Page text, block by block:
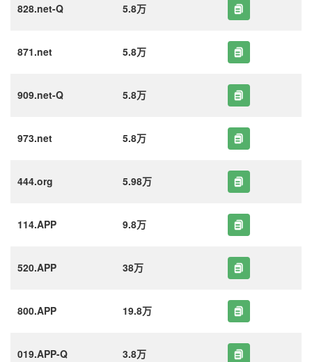
828.net-Q 5.8万
871.net 5.8万
909.net-Q 5.8万
973.net 5.8万
444.org 5.98万
114.APP 9.8万
520.APP 38万
800.APP 19.8万
019.APP-Q 3.8万